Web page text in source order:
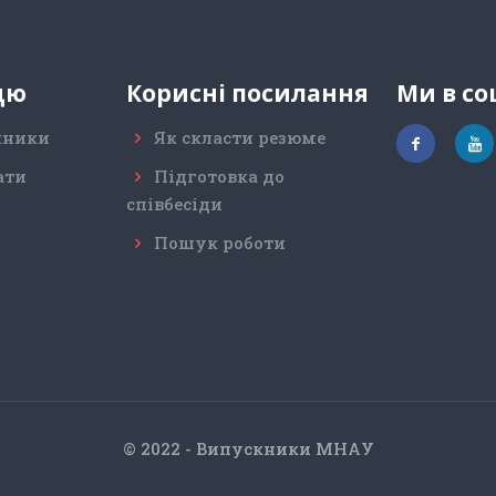
Корисні посилання
Як скласти резюме
Підготовка до
співбесіди
Пошук роботи
Ми в
© 2022 - Випускники МНАУ